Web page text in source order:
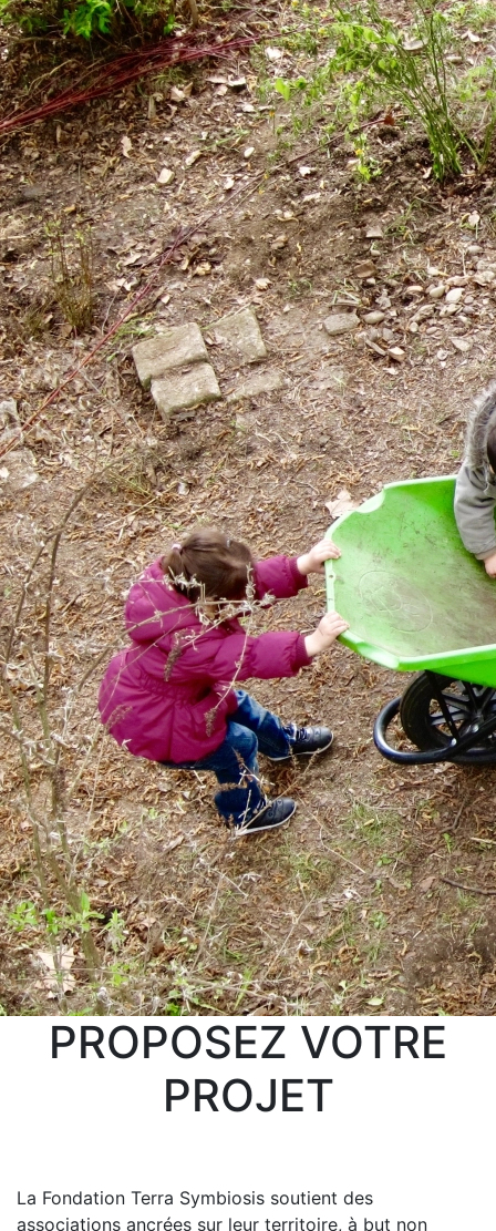
PROPOSEZ VOTRE
PROJET
La Fondation Terra Symbiosis soutient des
associations ancrées sur leur territoire, à but non